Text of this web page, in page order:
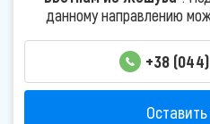
данному направлению
+38